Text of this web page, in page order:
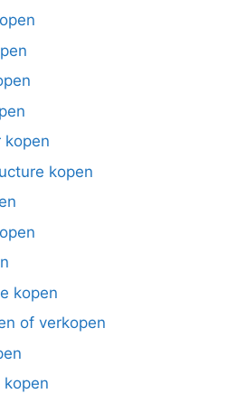
kopen
kopen
kopen
of verkopen